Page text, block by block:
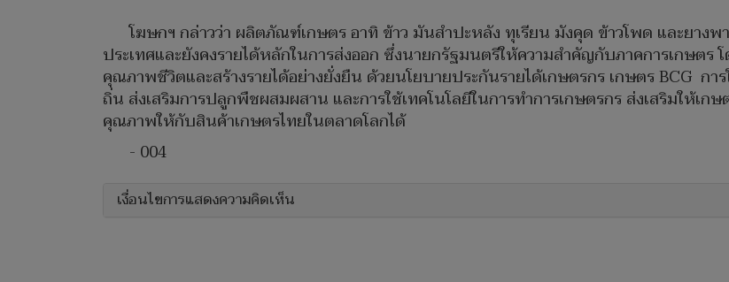
โฆษกฯ กล่าวว่า ผลิตภัณฑ์เกษตร อาทิ ข้าว มันสำปะหลัง ทุเรียน มังคุด ข้าวโพด และยาง
ประเทศและยังคงรายได้หลักในการส่งออก ซึ่งนายกรัฐมนตรีให้ความสำคัญกับภาคการเกษตร
คุณภาพชีวิตและสร้างรายได้อย่างยั่งยืน ด้วยนโยบายประกันรายได้เกษตรกร เกษตร BCG ก
ถิ่น ส่งเสริมการปลูกพืชผสมผสาน และการใช้เทคโนโลยีในการทำการเกษตรกร ส่งเสริมให้เ
คุณภาพให้กับสินค้าเกษตรไทยในตลาดโลกได้
- 004
เงื่อนไขการแสดงความคิดเห็น